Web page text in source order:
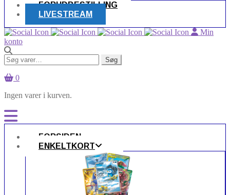
FORUDBESTILLING
LIVESTREAM
Min
konto
Søg
efter:
Søg
0
Ingen varer i kurven.
FORSIDEN
ENKELTKORT